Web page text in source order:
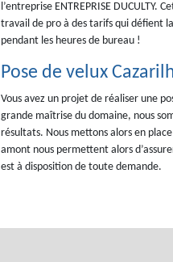
l’entreprise ENTREPRISE
travail de pro à des tarifs qui défient
pendant les heures de bureau !
Pose de velux Cazarilh
Vous avez un projet de réaliser une
grande maîtrise du domaine, nous
résultats. Nous mettons alors en
amont nous permettent alors
est à disposition de toute demande.